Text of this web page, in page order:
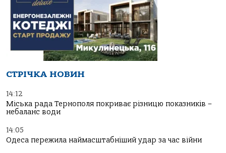
СТРІЧКА НОВИН
14:12
Міська рада Тернополя покриває різницю показників –
небаланс води
14:05
Одеса пережила наймасштабніший удар за час війни